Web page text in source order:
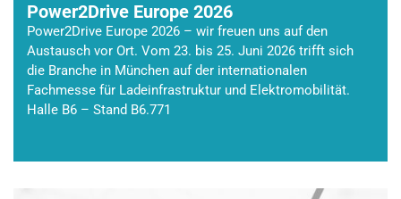
Power2Drive Europe 2026
Power2Drive Europe 2026 – wir freuen uns auf den
Austausch vor Ort. Vom 23. bis 25. Juni 2026 trifft sich
die Branche in München auf der internationalen
Fachmesse für Ladeinfrastruktur und Elektromobilität.
Halle B6 – Stand B6.771